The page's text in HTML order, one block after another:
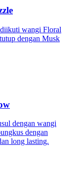
wangi Floral
dengan Musk
dengan wangi
dengan
long lasting.